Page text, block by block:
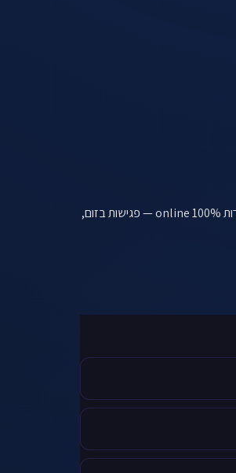
, אבל אנחנו עובדים גם עם עסקים בערים קטנות יותר. השירות 100% online — פגישות בזום,